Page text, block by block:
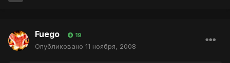
Fuego 19
Опубликовано 11 ноября, 2008